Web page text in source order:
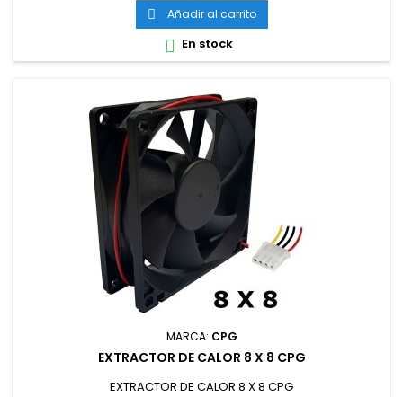
 Añadir al carrito
 En stock
MARCA: CPG
EXTRACTOR DE CALOR 8 X 8 CPG
EXTRACTOR DE CALOR 8 X 8 CPG